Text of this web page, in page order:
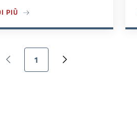
SCIENTIFICO ISUC
PIÙA PROPOSITO DI CONVOCAZIONE
Paginazione
Pagina precedente
Pagina attuale
1
Pagina successiva